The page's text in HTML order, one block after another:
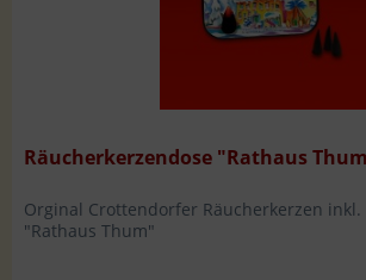
Räucherkerzendose "Rathaus
Orginal Crottendorfer Räucherkerzen inkl.
"Rathaus Thum"